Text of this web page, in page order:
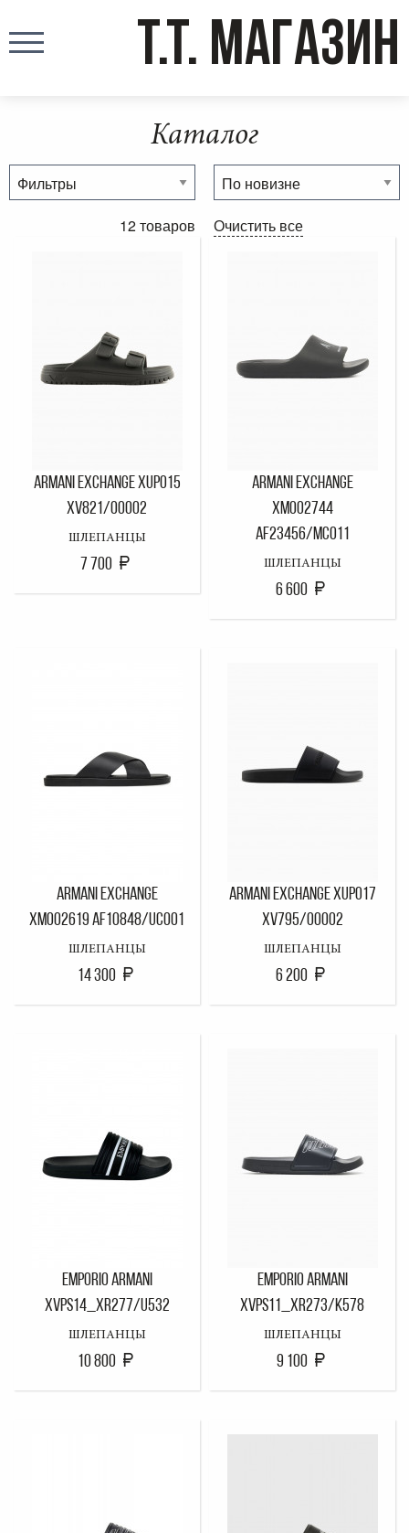
T.T. МАГАЗИН
Каталог
12 товаров Очистить все
ARMANI EXCHANGE XUP015
XV821/00002
ШЛЕПАНЦЫ
7 700
ARMANI EXCHANGE
XM002744
AF23456/MC011
ШЛЕПАНЦЫ
6 600
ARMANI EXCHANGE
XM002619 AF10848/UC001
ШЛЕПАНЦЫ
14 300
ARMANI EXCHANGE XUP017
XV795/00002
ШЛЕПАНЦЫ
6 200
EMPORIO ARMANI
XVPS14_XR277/U532
ШЛЕПАНЦЫ
10 800
EMPORIO ARMANI
XVPS11_XR273/K578
ШЛЕПАНЦЫ
9 100